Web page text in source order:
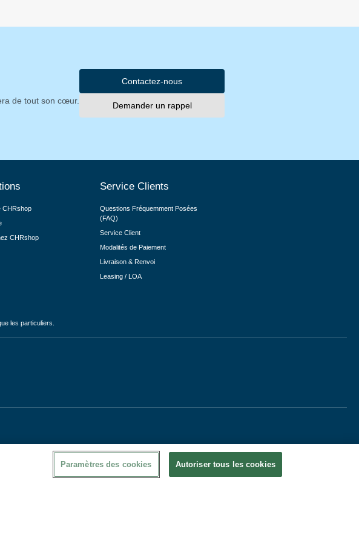
de tout son cœur.
Contactez-nous
Demander un rappel
CHRshop
CHRshop
Service Clients
Questions Fréquemment Posées
(FAQ)
Service Client
Modalités de Paiement
Livraison & Renvoi
Leasing / LOA
les particuliers.
Paramètres des cookies Autoriser tous les cookies